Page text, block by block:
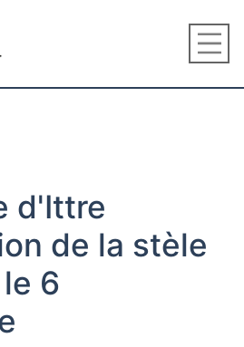
d'Ittre
de la stèle
6